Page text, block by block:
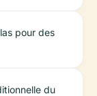
pour des
du